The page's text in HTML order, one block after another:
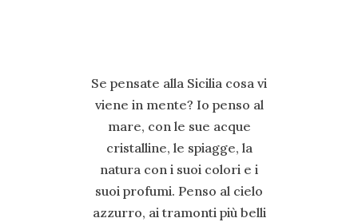
Se pensate alla Sicilia cosa vi
viene in mente? Io penso al
mare, con le sue acque
cristalline, le spiagge, la
natura con i suoi colori e i
suoi profumi. Penso al cielo
azzurro, ai tramonti più belli